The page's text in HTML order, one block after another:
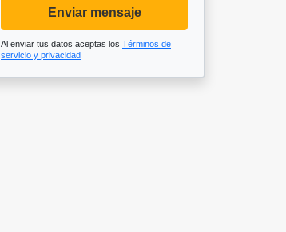
Enviar mensaje
Al enviar tus datos aceptas los Términos de
servicio y privacidad